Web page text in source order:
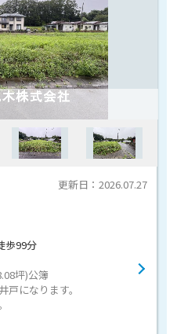
更新日：2026.07.27
歩99分
坪)公簿
戸になります。